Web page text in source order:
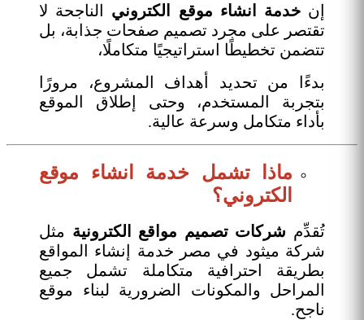
إنخدمة انشاء موقع الكتروني الناجحة لا
تقتصر على مجرد تصميم صفحات جذابة، بل
تتضمن تخطيطًا استراتيجيًا متكاملًا،
بدءًا من تحديد أهداف المشروع، مرورًا
بتجربة المستخدم، وحتى إطلاق الموقع
بأداء متكامل وسرعة عالية.
ماذا تشمل خدمة انشاء موقع
الكتروني؟
تُقدِّم شركات تصميم مواقع الكترونية مثل
شركة ميثود في مصر خدمة إنشاء المواقع
بطريقة احترافية متكاملة تشمل جميع
المراحل والمكونات الضرورية لبناء موقع
ناجح.